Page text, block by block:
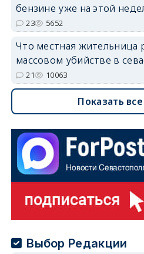
бензине уже на этой
23 5652
Что местная жительница
массовом убийстве в
21 10063
Показать
Выбор Редакции